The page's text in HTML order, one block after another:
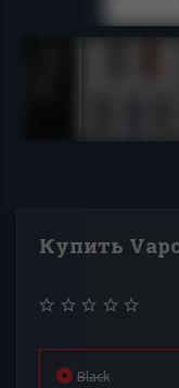
Купить
Black